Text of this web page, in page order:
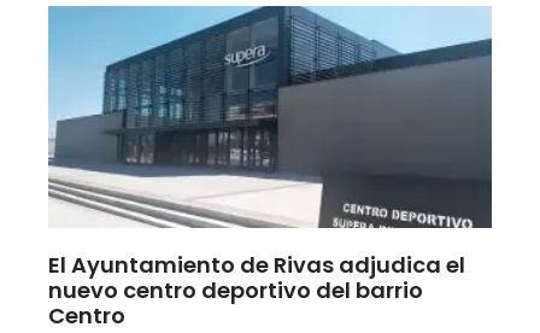
El Ayuntamiento de Rivas adjudica el
nuevo centro deportivo del barrio
Centro